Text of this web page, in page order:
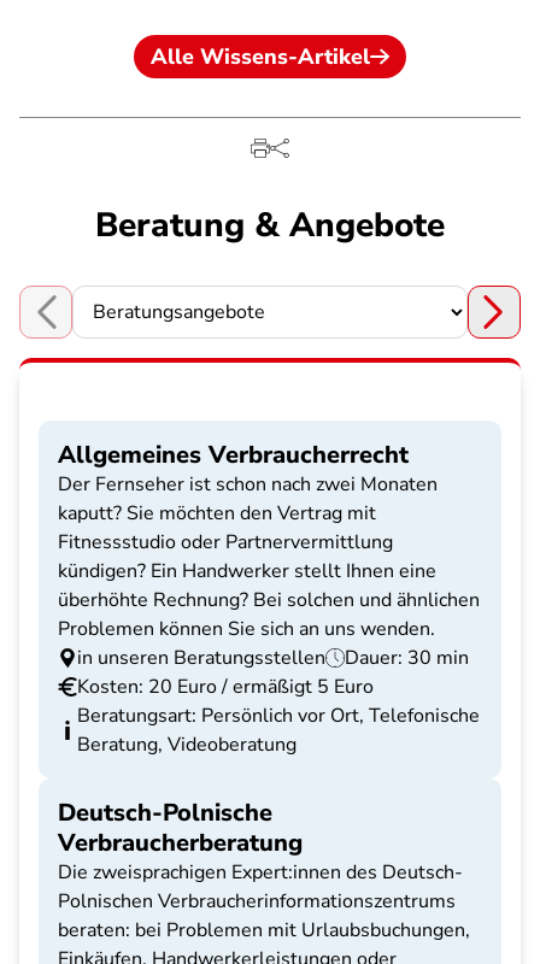
Alle Wissens-Artikel
Beratung & Angebote
Choose a section
Allgemeines Verbraucherrecht
Der Fernseher ist schon nach zwei Monaten
kaputt? Sie möchten den Vertrag mit
Fitnessstudio oder Partnervermittlung
kündigen? Ein Handwerker stellt Ihnen eine
überhöhte Rechnung? Bei solchen und ähnlichen
Problemen können Sie sich an uns wenden.
in unseren Beratungsstellen
Dauer: 30 min
Kosten: 20 Euro / ermäßigt 5 Euro
Beratungsart: Persönlich vor Ort, Telefonische
Beratung, Videoberatung
Deutsch-Polnische
Verbraucherberatung
Die zweisprachigen Expert:innen des Deutsch-
Polnischen Verbraucherinformationszentrums
beraten: bei Problemen mit Urlaubsbuchungen,